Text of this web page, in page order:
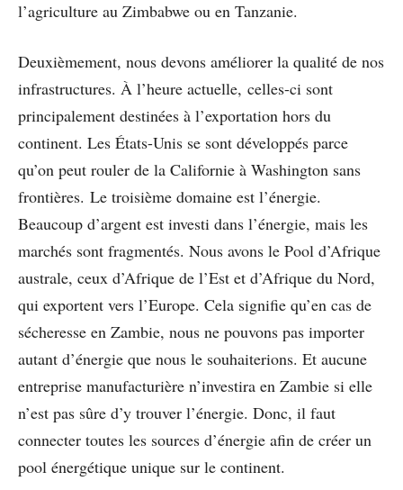
l’agriculture au Zimbabwe ou en Tanzanie.
Deuxièmement, nous devons améliorer la qualité de nos
infrastructures. À l’heure actuelle, celles-ci sont
principalement destinées à l’exportation hors du
continent. Les États-Unis se sont développés parce
qu’on peut rouler de la Californie à Washington sans
frontières. Le troisième domaine est l’énergie.
Beaucoup d’argent est investi dans l’énergie, mais les
marchés sont fragmentés. Nous avons le Pool d’Afrique
australe, ceux d’Afrique de l’Est et d’Afrique du Nord,
qui exportent vers l’Europe. Cela signifie qu’en cas de
sécheresse en Zambie, nous ne pouvons pas importer
autant d’énergie que nous le souhaiterions. Et aucune
entreprise manufacturière n’investira en Zambie si elle
n’est pas sûre d’y trouver l’énergie. Donc, il faut
connecter toutes les sources d’énergie afin de créer un
pool énergétique unique sur le continent.